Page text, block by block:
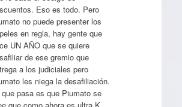
Eso es todo. Pero
no puede presenter los
en regla, hay gente que
UN AÑO que se quiere
de ese gremio que
a los judiciales pero
les niega la desafiliación.
que pasa es que Piumato se